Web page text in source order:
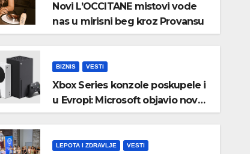
Novi L’OCCITANE mistovi vode
nas u mirisni beg kroz Provansu
BIZNIS VESTI
Xbox Series konzole poskupele i
u Evropi: Microsoft objavio nove
zvanične cene
LEPOTA I ZDRAVLJE VESTI